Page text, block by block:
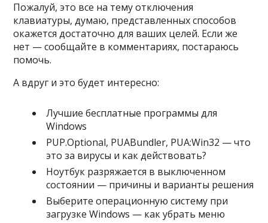
Пожалуй, это все на тему отключения
клавиатуры, думаю, представленных способов
окажется достаточно для ваших целей. Если же
нет — сообщайте в комментариях, постараюсь
помочь.
А вдруг и это будет интересно:
Лучшие бесплатные программы для
Windows
PUP.Optional, PUABundler, PUA:Win32 — что
это за вирусы и как действовать?
Ноутбук разряжается в выключенном
состоянии — причины и варианты решения
Выберите операционную систему при
загрузке Windows — как убрать меню